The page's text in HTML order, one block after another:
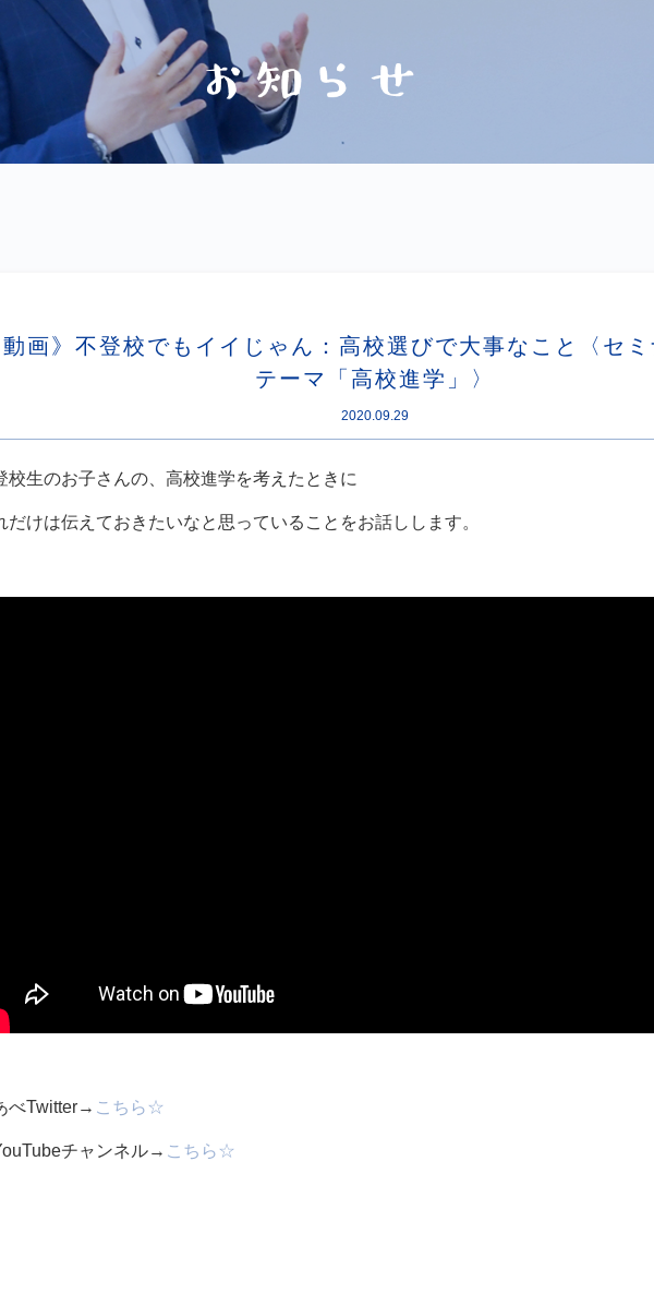
画》不登校でもイイじゃん：高校選びで大事なこと〈セミ
テーマ「高校進学」〉
2020.09.29
校生のお子さんの、高校進学を考えたときに
だけは伝えておきたいなと思っていることをお話しします。
べTwitter→ こちら☆
チャンネル→ こちら☆